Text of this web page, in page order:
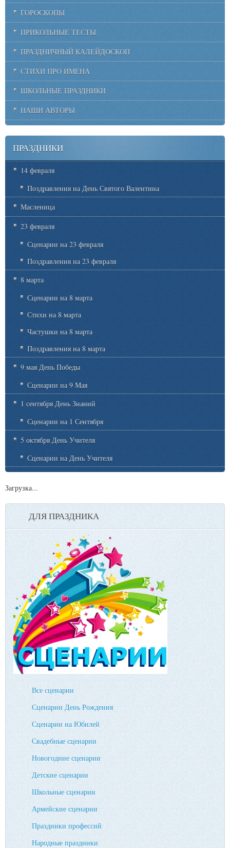
ГОРОСКОПЫ
ПРИКОЛЬНЫЕ ТЕСТЫ
ПРАЗДНИЧНЫЙ КАЛЕЙДОСКОП
СТИХИ ПРО ИМЕНА
ШКОЛЬНЫЕ ПРАЗДНИКИ
НАШИ АВТОРЫ
ПРАЗДНИКИ
14 февраля
Поздравления на День Святого Валентина
Масленица
23 февраля
Сценарии на 23 февраля
Поздравления на 23 февраля
8 марта
Сценарии на 8 марта
Стихи на 8 марта
Частушки на 8 марта
Поздравления на 8 марта
9 мая День Победы
Сценарии на 9 Мая
1 сентября День Знаний
Сценарии на 1 Сентября
5 октября День Учителя
Сценарии на День Учителя
Загрузка...
ДЛЯ ПРАЗДНИКА
Все сценарии
Сценарии День Рождения
Сценарии на Юбилей
Свадебные сценарии
Новогодние сценарии
Детские сценарии
Школьные сценарии
Армейские сценарии
Праздники профессий
Народные праздники